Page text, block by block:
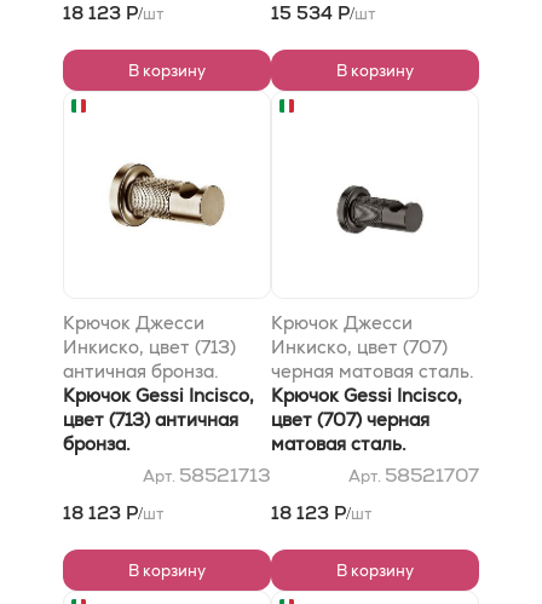
18 123 Р/шт
В корзину
15 534 Р/шт
В корзину
Крючок Джесси
Инкиско, цвет (713)
античная бронза.
Крючок Gessi Incisco,
цвет (713) античная
бронза.
Арт. 58521713
18 123 Р/шт
В корзину
Крючок Джесси
Инкиско, цвет (707)
черная матовая сталь.
Крючок Gessi Incisco,
цвет (707) черная
матовая сталь.
Арт. 58521707
18 123 Р/шт
В корзину